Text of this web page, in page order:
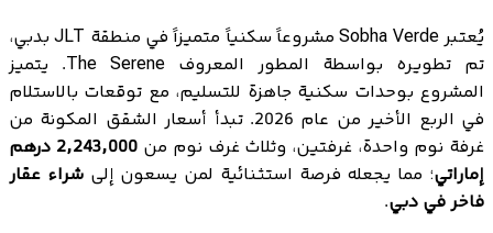
يُعتبر Sobha Verde مشروعاً سكنياً متميزاً في منطقة JLT بدبي،
تم تطويره بواسطة المطور المعروف The Serene. يتميز
المشروع بوحدات سكنية جاهزة للتسليم، مع توقعات بالاستلام
في الربع الأخير من عام 2026. تبدأ أسعار الشقق المكونة من
غرفة نوم واحدة، غرفتين، وثلاث غرف نوم من
2,243,000 درهم
إماراتي؛ مما يجعله فرصة استثنائية لمن يسعون إلىشراء عقار
فاخر في دبي.